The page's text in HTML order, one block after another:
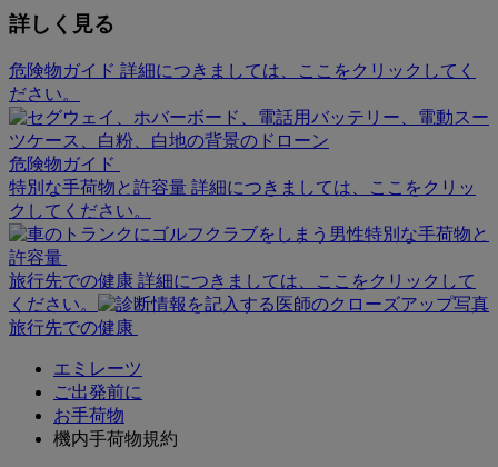
詳しく見る
危険物ガイド 詳細につきましては、ここをクリックしてく
ださい。
危険物ガイド
特別な手荷物と許容量 詳細につきましては、ここをクリッ
クしてください。
特別な手荷物と
許容量
旅行先での健康 詳細につきましては、ここをクリックして
ください。
旅行先での健康
エミレーツ
ご出発前に
お手荷物
機内手荷物規約